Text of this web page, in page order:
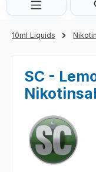
10ml Liquids
SC -